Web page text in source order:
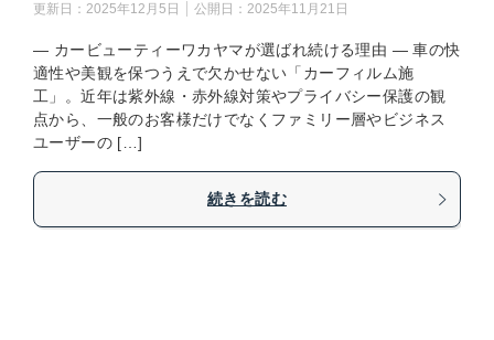
更新日： 2025年12月5日 公開日： 2025年11月21日
― カービューティーワカヤマが選ばれ続ける理由 ― 車の快
適性や美観を保つうえで欠かせない「カーフィルム施
工」。近年は紫外線・赤外線対策やプライバシー保護の観
点から、一般のお客様だけでなくファミリー層やビジネス
ユーザーの […]
続きを読む